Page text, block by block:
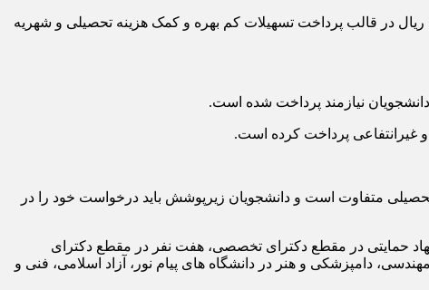
کمیته امداد امام خمینی(ره) خراسان‌شمالی گفت: این نهاد حمایتی از ابتدای سال تحصیلی جدید تاکنون ۴۸ میلیارد ریال در قالب پرداخت تسهیلات کم بهره و کمک هزینه تحصیلی و شهریه
متفاوت است و دانشجویان زیرپوشش باید درخواست خود را در
این نهاد حمایتی در مقطع دکترای تخصصی، هفت نفر در مقطع دکترای
پزشکی،فنی و مهندسی، دامپزشکی و هنر در دانشگاه های پیام نور، آزاد اسلامی، فنی و